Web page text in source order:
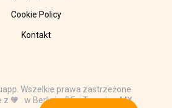
Cookie Policy
Kontakt
Wszelkie prawa zastrzeżone.
🧡 w Berlinie, DE, i Tampico, MX.